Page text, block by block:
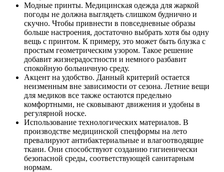
Модные принты. Медицинская одежда для жаркой
погоды не должна выглядеть слишком буднично и
скучно. Чтобы привнести в повседневные образы
больше настроения, достаточно выбрать хотя бы одну
вещь с принтом. К примеру, это может быть блузка с
простым геометрическим узором. Такое решение
добавит жизнерадостности и немного разбавит
спокойную больничную среду.
Акцент на удобство. Данный критерий остается
неизменным вне зависимости от сезона. Летние вещи
для медиков все также остаются предельно
комфортными, не сковывают движения и удобны в
регулярной носке.
Использование технологических материалов. В
производстве медицинской спецформы на лето
превалируют антибактериальные и влагоотводящие
ткани. Они способствуют созданию гигиенически
безопасной среды, соответствующей санитарным
нормам.